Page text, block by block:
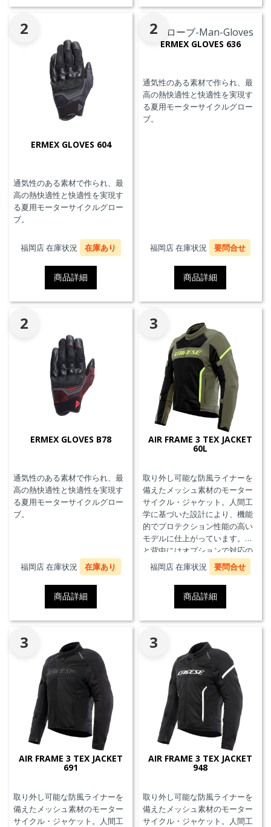
2
ERMEX GLOVES 604
通気性のある素材で作られ、最
高の熱快適性と快適性を実現す
る夏用モーターサイクルグロー
ブ。
福岡店 在庫状況 在庫あり
商品詳細
2
ERMEX GLOVES 636
通気性のある素材で作られ、最
高の熱快適性と快適性を実現す
る夏用モーターサイクルグロー
ブ。
福岡店 在庫状況 要問合せ
商品詳細
2
ERMEX GLOVES B78
通気性のある素材で作られ、最
高の熱快適性と快適性を実現す
る夏用モーターサイクルグロー
ブ。
福岡店 在庫状況 在庫あり
商品詳細
3
AIR FRAME 3 TEX JACKET
60L
取り外し可能な防風ライナーを
備えたメッシュ素材のモーター
サイクル・ジャケット。人間工
学に基づいた設計により、機能
的でプロテクション性能の高い
モデルに仕上がっています。胸
と背中にはオプションで対応の
プロテクターを装着することが
できます。また、防水の内ポケ
ット、EN17092クラスA認証、パ
ンツと接続可能なファスナーを
備えています。
福岡店 在庫状況 要問合せ
商品詳細
3
AIR FRAME 3 TEX JACKET
691
取り外し可能な防風ライナーを
備えたメッシュ素材のモーター
サイクル・ジャケット。人間工
3
AIR FRAME 3 TEX JACKET
948
取り外し可能な防風ライナーを
備えたメッシュ素材のモーター
サイクル・ジャケット。人間工